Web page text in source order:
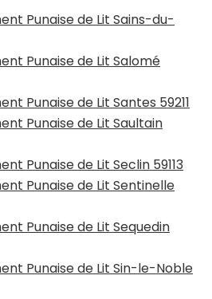
Punaise de Lit Sains-du-
Punaise de Lit Salomé
Punaise de Lit Santes 59211
Punaise de Lit Saultain
Punaise de Lit Seclin 59113
Punaise de Lit Sentinelle
Punaise de Lit Sequedin
Punaise de Lit Sin-le-Noble